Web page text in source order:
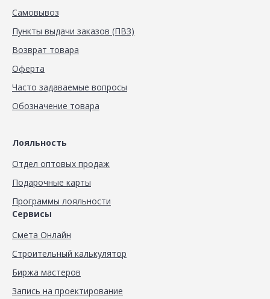
Самовывоз
Пункты выдачи заказов (ПВЗ)
Возврат товара
Оферта
Часто задаваемые вопросы
Обозначение товара
Лояльность
Отдел оптовых продаж
Подарочные карты
Программы лояльности
Сервисы
Смета Онлайн
Строительный калькулятор
Биржа мастеров
Запись на проектирование